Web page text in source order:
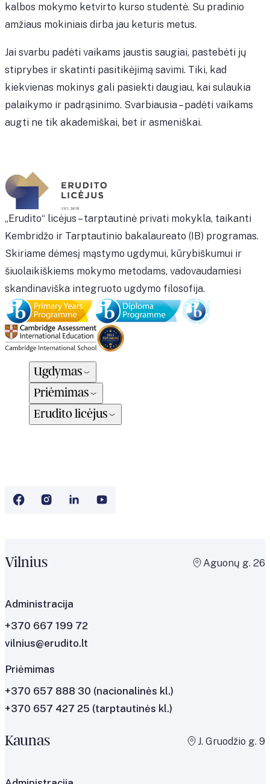
kalbos mokymo ketvirto kurso studentė. Su pradinio
amžiaus mokiniais dirba jau keturis metus.
Jai svarbu padėti vaikams jaustis saugiai, pastebėti jų
stiprybes ir skatinti pasitikėjimą savimi. Tiki, kad
kiekvienas mokinys gali pasiekti daugiau, kai sulaukia
palaikymo ir padrąsinimo. Svarbiausia – padėti vaikams
augti ne tik akademiškai, bet ir asmeniškai.
„Erudito“ licėjus – tarptautinė privati mokykla, taikanti
Kembridžo ir Tarptautinio bakalaureato (IB) programas.
Skiriame dėmesį mąstymo ugdymui, kūrybiškumui ir
šiuolaikiškiems mokymo metodams, vadovaudamiesi
skandinaviška integruoto ugdymo filosofija.
Ugdymas
Priėmimas
Erudito licėjus
Vilnius Aguonų g. 26
Administracija
+370 667 199 72
vilnius@erudito.lt
Priėmimas
+370 657 888 30 (nacionalinės kl.)
+370 657 427 25 (tarptautinės kl.)
Kaunas J. Gruodžio g. 9